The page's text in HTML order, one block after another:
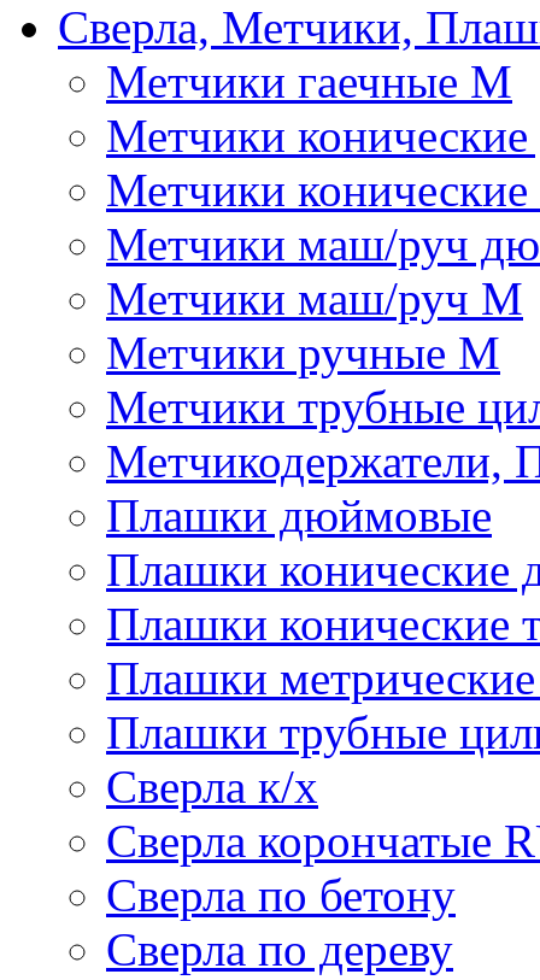
Сверла, Метчики,
Метчики гаечные М
Метчики
Метчики
Метчики маш/руч
Метчики маш/руч М
Метчики ручные М
Метчики трубные
Метчикодержатели,
Плашки дюймовые
Плашки
Плашки конические
Плашки
Плашки трубные
Сверла к/х
Сверла корончатые
Сверла по бетону
Сверла по дереву